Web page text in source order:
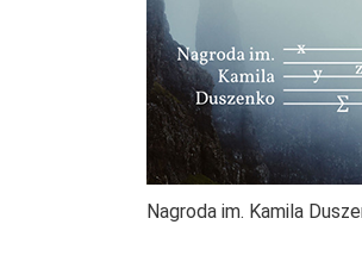
Nagroda im. Kamila